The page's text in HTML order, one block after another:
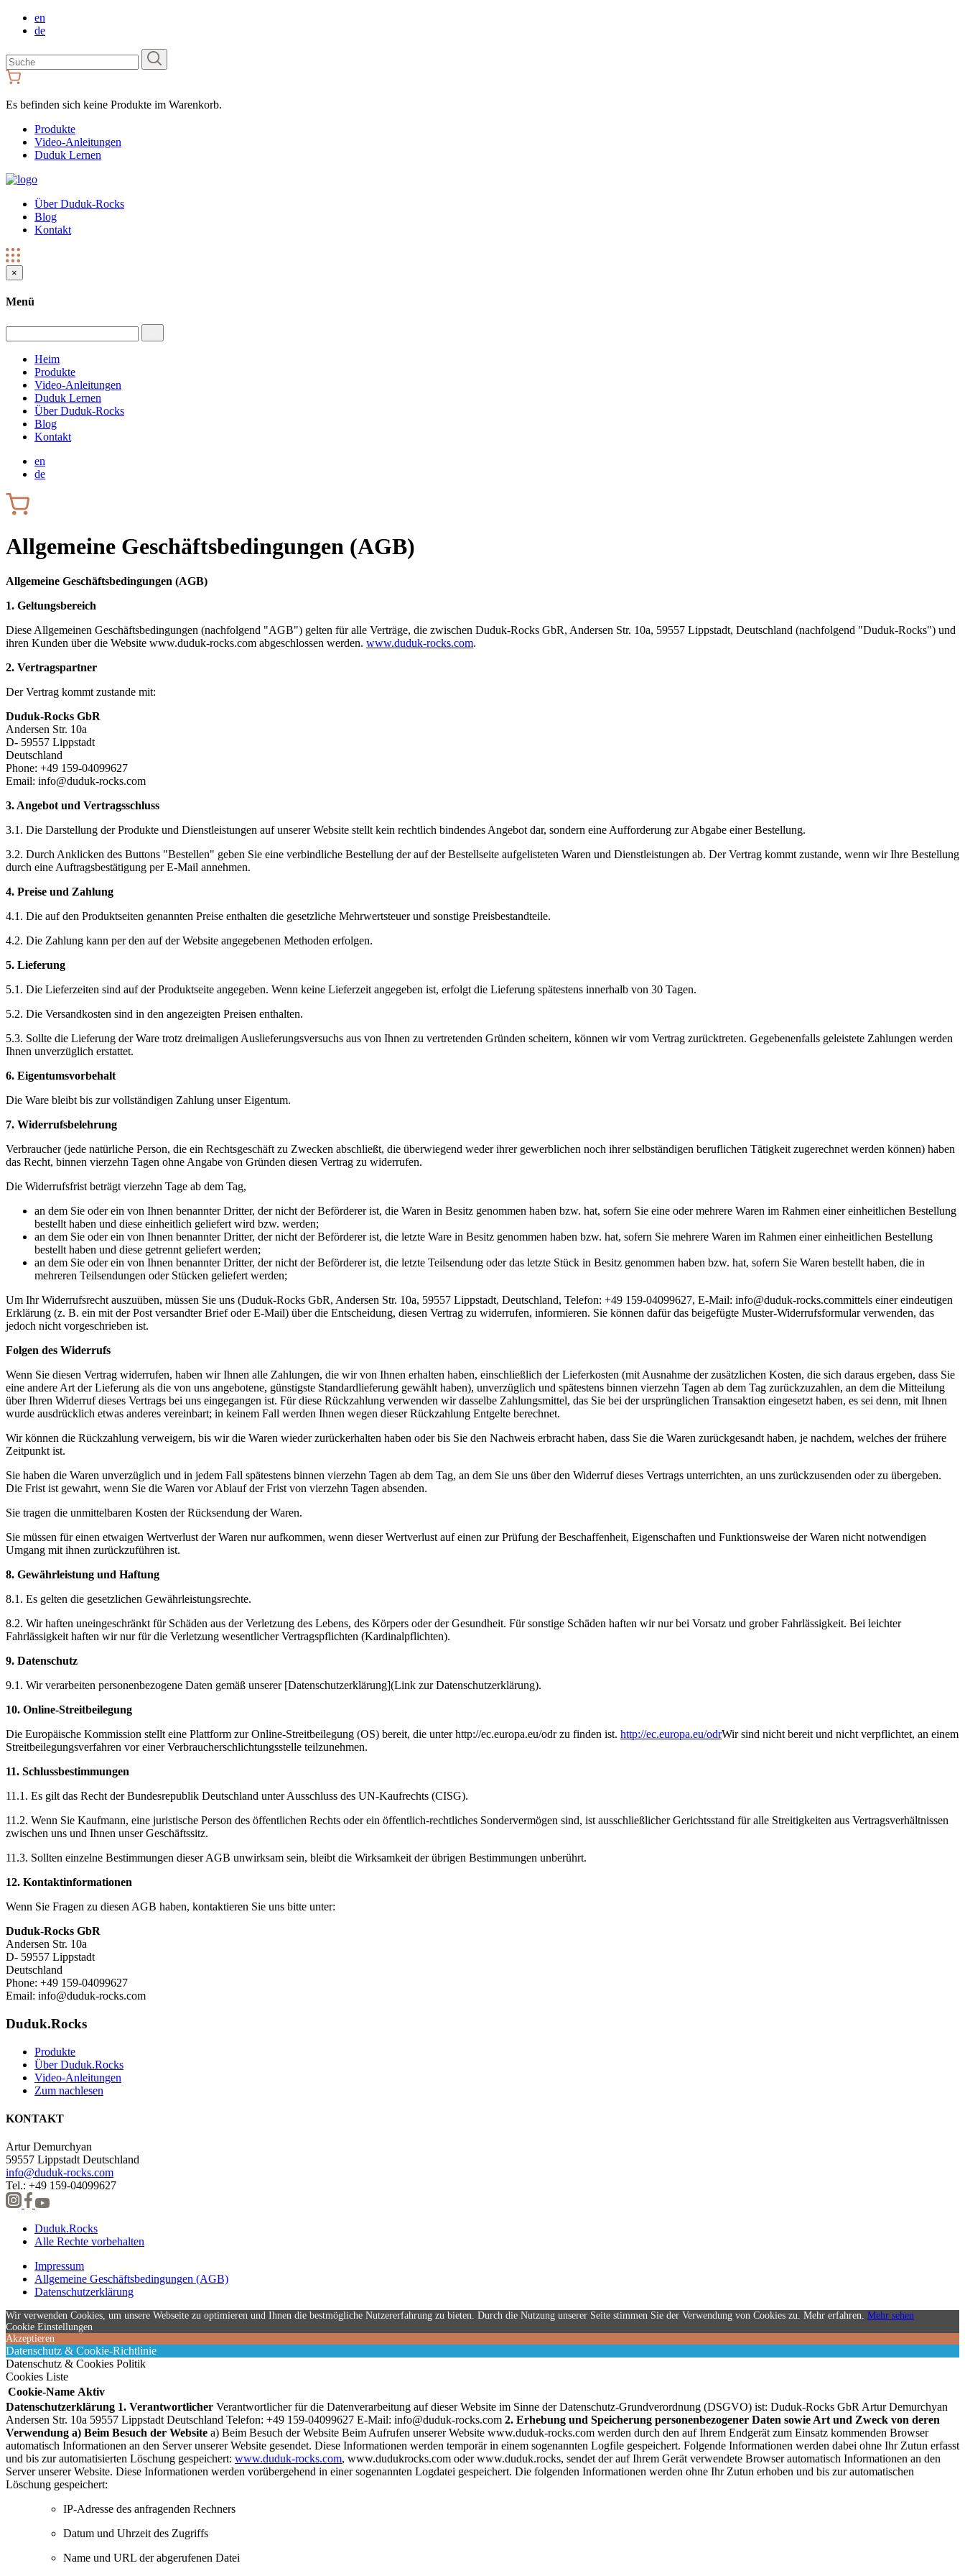
en
de
Suchen
Sie
nach:
Es befinden sich keine Produkte im Warenkorb.
Produkte
Video-Anleitungen
Duduk Lernen
Über Duduk-Rocks
Blog
Kontakt
×
Menü
Heim
Produkte
Video-Anleitungen
Duduk Lernen
Über Duduk-Rocks
Blog
Kontakt
en
de
Allgemeine Geschäftsbedingungen (AGB)
Allgemeine Geschäftsbedingungen (AGB)
1. Geltungsbereich
Diese Allgemeinen Geschäftsbedingungen (nachfolgend "AGB") gelten für alle Verträge, die zwischen Duduk-Rocks GbR, Andersen Str. 10a, 59557 Lippstadt, Deutschland (nachfolgend "Duduk-Rocks") und
ihren Kunden über die Website www.duduk-rocks.com abgeschlossen werden. www.duduk-rocks.com.
2. Vertragspartner
Der Vertrag kommt zustande mit:
Duduk-Rocks GbR
Andersen Str. 10a
D- 59557 Lippstadt
Deutschland
Phone: +49 159-04099627
Email: info@duduk-rocks.com
3. Angebot und Vertragsschluss
3.1. Die Darstellung der Produkte und Dienstleistungen auf unserer Website stellt kein rechtlich bindendes Angebot dar, sondern eine Aufforderung zur Abgabe einer Bestellung.
3.2. Durch Anklicken des Buttons "Bestellen" geben Sie eine verbindliche Bestellung der auf der Bestellseite aufgelisteten Waren und Dienstleistungen ab. Der Vertrag kommt zustande, wenn wir Ihre Bestellung
durch eine Auftragsbestätigung per E-Mail annehmen.
4. Preise und Zahlung
4.1. Die auf den Produktseiten genannten Preise enthalten die gesetzliche Mehrwertsteuer und sonstige Preisbestandteile.
4.2. Die Zahlung kann per den auf der Website angegebenen Methoden erfolgen.
5. Lieferung
5.1. Die Lieferzeiten sind auf der Produktseite angegeben. Wenn keine Lieferzeit angegeben ist, erfolgt die Lieferung spätestens innerhalb von 30 Tagen.
5.2. Die Versandkosten sind in den angezeigten Preisen enthalten.
5.3. Sollte die Lieferung der Ware trotz dreimaligen Auslieferungsversuchs aus von Ihnen zu vertretenden Gründen scheitern, können wir vom Vertrag zurücktreten. Gegebenenfalls geleistete Zahlungen werden
Ihnen unverzüglich erstattet.
6. Eigentumsvorbehalt
Die Ware bleibt bis zur vollständigen Zahlung unser Eigentum.
7. Widerrufsbelehrung
Verbraucher (jede natürliche Person, die ein Rechtsgeschäft zu Zwecken abschließt, die überwiegend weder ihrer gewerblichen noch ihrer selbständigen beruflichen Tätigkeit zugerechnet werden können) haben
das Recht, binnen vierzehn Tagen ohne Angabe von Gründen diesen Vertrag zu widerrufen.
Die Widerrufsfrist beträgt vierzehn Tage ab dem Tag,
an dem Sie oder ein von Ihnen benannter Dritter, der nicht der Beförderer ist, die Waren in Besitz genommen haben bzw. hat, sofern Sie eine oder mehrere Waren im Rahmen einer einheitlichen Bestellung
bestellt haben und diese einheitlich geliefert wird bzw. werden;
an dem Sie oder ein von Ihnen benannter Dritter, der nicht der Beförderer ist, die letzte Ware in Besitz genommen haben bzw. hat, sofern Sie mehrere Waren im Rahmen einer einheitlichen Bestellung
bestellt haben und diese getrennt geliefert werden;
an dem Sie oder ein von Ihnen benannter Dritter, der nicht der Beförderer ist, die letzte Teilsendung oder das letzte Stück in Besitz genommen haben bzw. hat, sofern Sie Waren bestellt haben, die in
mehreren Teilsendungen oder Stücken geliefert werden;
Um Ihr Widerrufsrecht auszuüben, müssen Sie uns (Duduk-Rocks GbR, Andersen Str. 10a, 59557 Lippstadt, Deutschland, Telefon: +49 159-04099627, E-Mail: info@duduk-rocks.committels einer eindeutigen
Erklärung (z. B. ein mit der Post versandter Brief oder E-Mail) über die Entscheidung, diesen Vertrag zu widerrufen, informieren. Sie können dafür das beigefügte Muster-Widerrufsformular verwenden, das
jedoch nicht vorgeschrieben ist.
Folgen des Widerrufs
Wenn Sie diesen Vertrag widerrufen, haben wir Ihnen alle Zahlungen, die wir von Ihnen erhalten haben, einschließlich der Lieferkosten (mit Ausnahme der zusätzlichen Kosten, die sich daraus ergeben, dass Sie
eine andere Art der Lieferung als die von uns angebotene, günstigste Standardlieferung gewählt haben), unverzüglich und spätestens binnen vierzehn Tagen ab dem Tag zurückzuzahlen, an dem die Mitteilung
über Ihren Widerruf dieses Vertrags bei uns eingegangen ist. Für diese Rückzahlung verwenden wir dasselbe Zahlungsmittel, das Sie bei der ursprünglichen Transaktion eingesetzt haben, es sei denn, mit Ihnen
wurde ausdrücklich etwas anderes vereinbart; in keinem Fall werden Ihnen wegen dieser Rückzahlung Entgelte berechnet.
Wir können die Rückzahlung verweigern, bis wir die Waren wieder zurückerhalten haben oder bis Sie den Nachweis erbracht haben, dass Sie die Waren zurückgesandt haben, je nachdem, welches der frühere
Zeitpunkt ist.
Sie haben die Waren unverzüglich und in jedem Fall spätestens binnen vierzehn Tagen ab dem Tag, an dem Sie uns über den Widerruf dieses Vertrags unterrichten, an uns zurückzusenden oder zu übergeben.
Die Frist ist gewahrt, wenn Sie die Waren vor Ablauf der Frist von vierzehn Tagen absenden.
Sie tragen die unmittelbaren Kosten der Rücksendung der Waren.
Sie müssen für einen etwaigen Wertverlust der Waren nur aufkommen, wenn dieser Wertverlust auf einen zur Prüfung der Beschaffenheit, Eigenschaften und Funktionsweise der Waren nicht notwendigen
Umgang mit ihnen zurückzuführen ist.
8. Gewährleistung und Haftung
8.1. Es gelten die gesetzlichen Gewährleistungsrechte.
8.2. Wir haften uneingeschränkt für Schäden aus der Verletzung des Lebens, des Körpers oder der Gesundheit. Für sonstige Schäden haften wir nur bei Vorsatz und grober Fahrlässigkeit. Bei leichter
Fahrlässigkeit haften wir nur für die Verletzung wesentlicher Vertragspflichten (Kardinalpflichten).
9. Datenschutz
9.1. Wir verarbeiten personenbezogene Daten gemäß unserer [Datenschutzerklärung](Link zur Datenschutzerklärung).
10. Online-Streitbeilegung
Die Europäische Kommission stellt eine Plattform zur Online-Streitbeilegung (OS) bereit, die unter http://ec.europa.eu/odr zu finden ist. http://ec.europa.eu/odrWir sind nicht bereit und nicht verpflichtet, an einem
Streitbeilegungsverfahren vor einer Verbraucherschlichtungsstelle teilzunehmen.
11. Schlussbestimmungen
11.1. Es gilt das Recht der Bundesrepublik Deutschland unter Ausschluss des UN-Kaufrechts (CISG).
11.2. Wenn Sie Kaufmann, eine juristische Person des öffentlichen Rechts oder ein öffentlich-rechtliches Sondervermögen sind, ist ausschließlicher Gerichtsstand für alle Streitigkeiten aus Vertragsverhältnissen
zwischen uns und Ihnen unser Geschäftssitz.
11.3. Sollten einzelne Bestimmungen dieser AGB unwirksam sein, bleibt die Wirksamkeit der übrigen Bestimmungen unberührt.
12. Kontaktinformationen
Wenn Sie Fragen zu diesen AGB haben, kontaktieren Sie uns bitte unter:
Duduk-Rocks GbR
Andersen Str. 10a
D- 59557 Lippstadt
Deutschland
Phone: +49 159-04099627
Email: info@duduk-rocks.com
Duduk.Rocks
Produkte
Über Duduk.Rocks
Video-Anleitungen
Zum nachlesen
KONTAKT
Artur Demurchyan
59557 Lippstadt Deutschland
info@duduk-rocks.com
Tel.: +49 159-04099627
Duduk.Rocks
Alle Rechte vorbehalten
Impressum
Allgemeine Geschäftsbedingungen (AGB)
Datenschutzerklärung
Wir verwenden Cookies, um unsere Webseite zu optimieren und Ihnen die bestmögliche Nutzererfahrung zu bieten. Durch die Nutzung unserer Seite stimmen Sie der Verwendung von Cookies zu. Mehr erfahren. Mehr sehen
Cookie Einstellungen
Akzeptieren
Datenschutz & Cookie-Richtlinie
Datenschutz & Cookies Politik
Cookies Liste
Cookie-Name Aktiv
Datenschutzerklärung 1. Verantwortlicher Verantwortlicher für die Datenverarbeitung auf dieser Website im Sinne der Datenschutz-Grundverordnung (DSGVO) ist: Duduk-Rocks GbR Artur Demurchyan
Andersen Str. 10a 59557 Lippstadt Deutschland Telefon: +49 159-04099627 E-Mail: info@duduk-rocks.com 2. Erhebung und Speicherung personenbezogener Daten sowie Art und Zweck von deren
Verwendung a) Beim Besuch der Website a) Beim Besuch der Website Beim Aufrufen unserer Website www.duduk-rocks.com werden durch den auf Ihrem Endgerät zum Einsatz kommenden Browser
automatisch Informationen an den Server unserer Website gesendet. Diese Informationen werden temporär in einem sogenannten Logfile gespeichert. Folgende Informationen werden dabei ohne Ihr Zutun erfasst
und bis zur automatisierten Löschung gespeichert: www.duduk-rocks.com, www.dudukrocks.com oder www.duduk.rocks, sendet der auf Ihrem Gerät verwendete Browser automatisch Informationen an den
Server unserer Website. Diese Informationen werden vorübergehend in einer sogenannten Logdatei gespeichert. Die folgenden Informationen werden ohne Ihr Zutun erhoben und bis zur automatischen
Löschung gespeichert:
IP-Adresse des anfragenden Rechners
Datum und Uhrzeit des Zugriffs
Name und URL der abgerufenen Datei